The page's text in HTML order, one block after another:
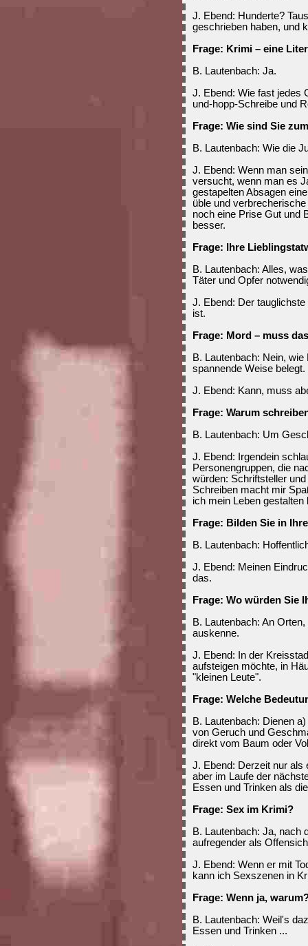
J. Ebend: Hunderte?
geschrieben haben, und
Frage: Krimi – eine
B. Lautenbach: Ja.
J. Ebend: Wie fast jedes
und-hopp-Schreibe und
Frage: Wie sind Sie
B. Lautenbach: Wie die
J. Ebend: Wenn man
versucht, wenn man es
gestapelten Absagen
üble und
noch eine Prise Gut und
besser.
Frage: Ihre
B. Lautenbach: Alles,
Täter und Opfer
J. Ebend: Der
ist.
Frage: Mord – muss
B. Lautenbach: Nein,
spannende Weise belegt.
J. Ebend: Kann, muss
Frage: Warum
B. Lautenbach: Um
J. Ebend: Irgendein
Personengruppen, die
würden: Schriftsteller
Schreiben macht mir
ich mein Leben gestalten
Frage: Bilden Sie in
B. Lautenbach:
J. Ebend: Meinen
das.
Frage: Wo würden Sie
B. Lautenbach: An
auskenne.
J. Ebend: In der
aufsteigen möchte, in
"kleinen Leute".
Frage: Welche
B. Lautenbach: Dienen
von Geruch und
direkt vom Baum oder
J. Ebend: Derzeit nur als
aber im Laufe der
Essen und Trinken als
Frage: Sex im Krimi?
B. Lautenbach: Ja, nach
aufregender als
J. Ebend: Wenn er mit
kann ich Sexszenen in
Frage: Wenn ja,
B. Lautenbach: Weil's
Essen und Trinken ...